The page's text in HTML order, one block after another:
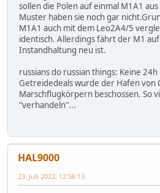
sollen die Polen auf einmal M1A1
Muster haben sie noch gar
M1A1 auch mit dem Leo2A4/5
identisch. Allerdings fährt der M1
Instandhaltung neu ist.
russians do russian things: Keine 24h
Getreidedeals wurde der Hafen von
Marschflugkörpern beschossen. So
"verhandeln"...
HAL9000
23. Juli 2022, 12:56:13